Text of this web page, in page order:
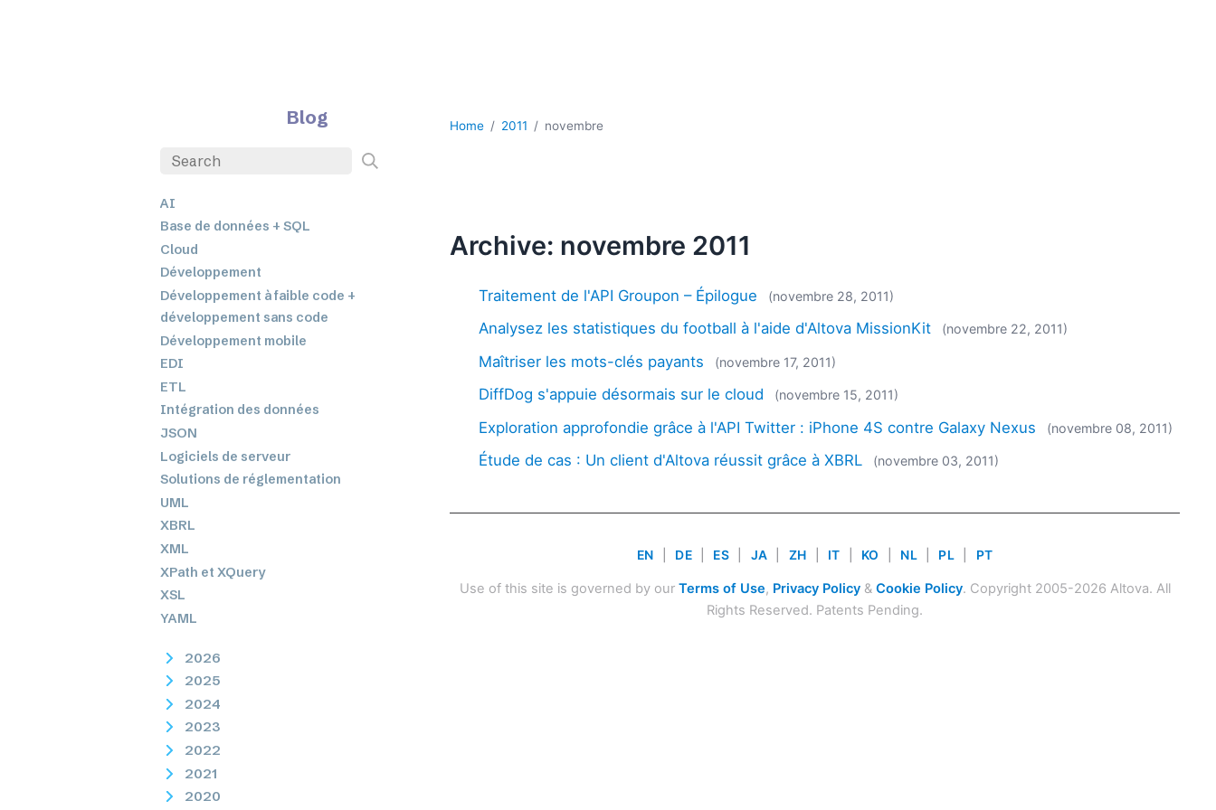
Blog
AI
Base de données + SQL
Cloud
Développement
Développement à faible code +
développement sans code
Développement mobile
EDI
ETL
Intégration des données
JSON
Logiciels de serveur
Solutions de réglementation
UML
XBRL
XML
XPath et XQuery
XSL
YAML
2026
2025
2024
2023
2022
2021
2020
Home 2011 novembre
Archive: novembre 2011
Traitement de l'API Groupon – Épilogue (novembre 28, 2011)
Analysez les statistiques du football à l'aide d'Altova MissionKit (novembre 22, 2011)
Maîtriser les mots-clés payants (novembre 17, 2011)
DiffDog s'appuie désormais sur le cloud (novembre 15, 2011)
Exploration approfondie grâce à l'API Twitter : iPhone 4S contre Galaxy Nexus (novembre 08, 2011)
Étude de cas : Un client d'Altova réussit grâce à XBRL (novembre 03, 2011)
EN DE ES JA ZH IT KO NL PL PT
Use of this site is governed by our Terms of Use, Privacy Policy& Cookie Policy. Copyright 2005-2026 Altova. All
Rights Reserved. Patents Pending.